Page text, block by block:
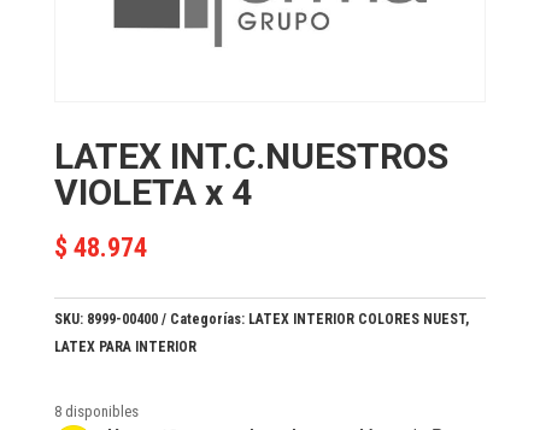
LATEX INT.C.NUESTROS
VIOLETA x 4
$ 48.974
SKU: 8999-00400 Categorías: LATEX INTERIOR COLORES NUEST,
LATEX PARA INTERIOR
8 disponibles